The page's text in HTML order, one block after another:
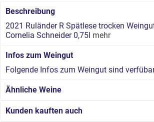
Beschreibung
2021 Ruländer R Spätlese trocken
Cornelia Schneider 0,75l mehr
Infos zum Weingut
Folgende Infos zum Weingut sind
Ähnliche Weine
Kunden kauften auch